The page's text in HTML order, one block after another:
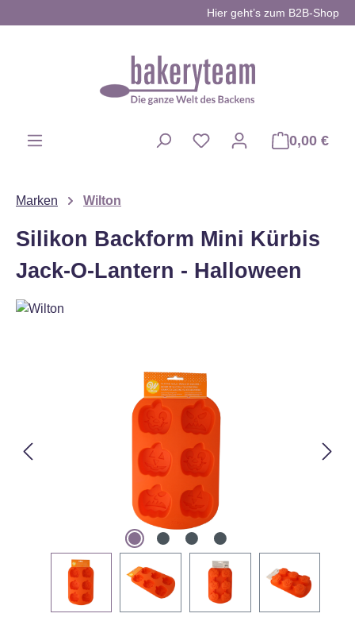
Hier geht’s zum B2B-Shop
0,00 €
Marken Wilton
Silikon Backform Mini Kürbis
Jack-O-Lantern - Halloween